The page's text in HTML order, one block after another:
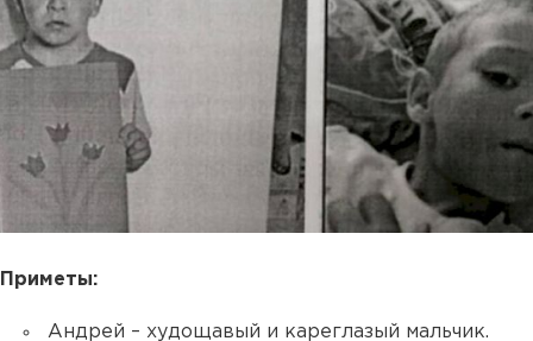
Приметы:
Андрей – худощавый и кареглазый мальчик.